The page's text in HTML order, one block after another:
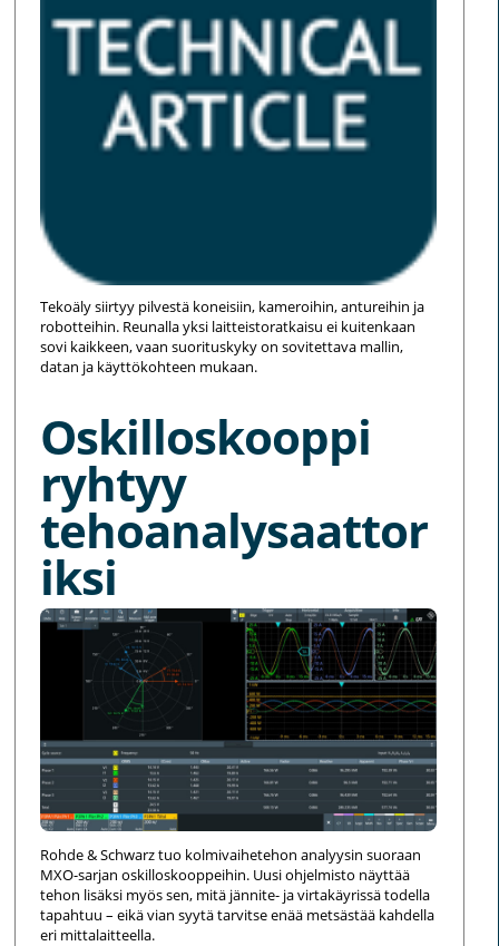
Tekoäly siirtyy pilvestä koneisiin, kameroihin, antureihin ja
robotteihin. Reunalla yksi laitteistoratkaisu ei kuitenkaan
sovi kaikkeen, vaan suorituskyky on sovitettava mallin,
datan ja käyttökohteen mukaan.
Oskilloskooppi
ryhtyy
tehoanalysaattor
iksi
Rohde & Schwarz tuo kolmivaihetehon analyysin suoraan
MXO-sarjan oskilloskooppeihin. Uusi ohjelmisto näyttää
tehon lisäksi myös sen, mitä jännite- ja virtakäyrissä todella
tapahtuu – eikä vian syytä tarvitse enää metsästää kahdella
eri mittalaitteella.